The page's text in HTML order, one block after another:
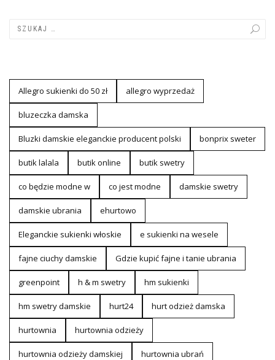
Allegro sukienki do 50 zł allegro wyprzedaż
bluzeczka damska
Bluzki damskie eleganckie producent polski bonprix sweter
butik lalala butik online butik swetry
co będzie modne w co jest modne damskie swetry
damskie ubrania ehurtowo
Eleganckie sukienki włoskie e sukienki na wesele
fajne ciuchy damskie Gdzie kupić fajne i tanie ubrania
greenpoint h & m swetry hm sukienki
hm swetry damskie hurt24 hurt odzież damska
hurtownia hurtownia odzieży
hurtownia odzieży damskiej hurtownia ubrań